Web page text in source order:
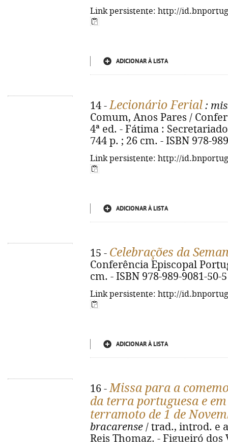
Link persistente: http://
ADICIONAR À LISTA
14 -Lecionário Ferial :
Comum, Anos Pares /
4ª ed. - Fátima :
744 p. ; 26 cm. - ISBN 978-
Link persistente: http://
ADICIONAR À LISTA
15 - Celebrações da
Conferência Episcopal
cm. - ISBN 978-989-9081-50-5
Link persistente: http://
ADICIONAR À LISTA
16 -Missa para a
da terra portuguesa e
terramoto de 1 de
bracarense / trad., introd. e
Reis Thomaz. - Figueiró